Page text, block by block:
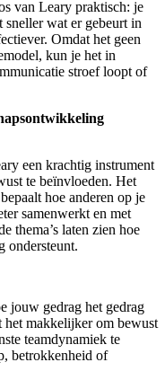
van Leary praktisch: je
wat er gebeurt in
Omdat het geen
kun je het in
stroef loopt of
een krachtig instrument
te beïnvloeden. Het
hoe anderen op je
samenwerkt en met
thema’s laten zien hoe
ondersteunt.
jouw gedrag het gedrag
makkelijker om bewust
teamdynamiek te
betrokkenheid of